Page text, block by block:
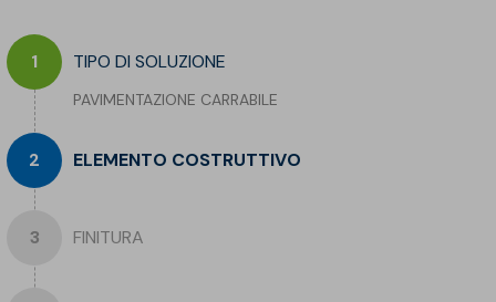
TIPO DI SOLUZIONE
PAVIMENTAZIONE CARRABILE
ELEMENTO COSTRUTTIVO
FINITURA